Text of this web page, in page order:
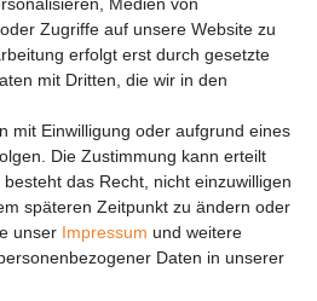
Zugriffe auf unsere Website zu
erfolgt erst durch gesetzte
mit Dritten, die wir in den
mit Einwilligung oder aufgrund eines
Die Zustimmung kann erteilt
das Recht, nicht einzuwilligen
späteren Zeitpunkt zu ändern oder
unser Impressum und weitere
Daten in unserer